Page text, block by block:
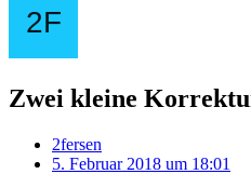
Zwei kleine
2fersen
5. Februar 2018 um 18:01